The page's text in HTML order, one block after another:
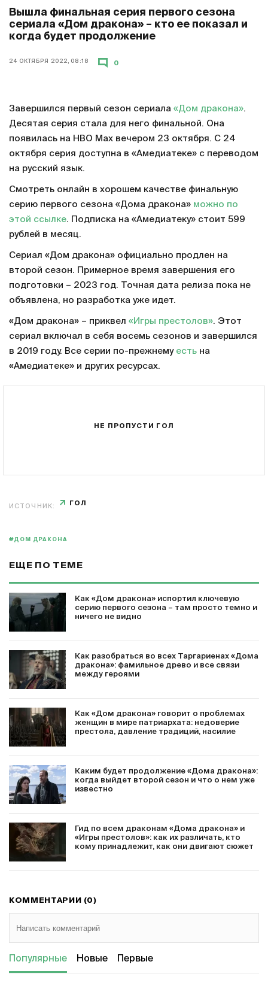
Вышла финальная серия первого сезона
сериала «Дом дракона» – кто ее показал и
когда будет продолжение
24 ОКТЯБРЯ 2022, 08:18 0
Завершился первый сезон сериала «Дом дракона».
Десятая серия стала для него финальной. Она
появилась на HBO Max вечером 23 октября. С 24
октября серия доступна в «Амедиатеке» с переводом
на русский язык.
Смотреть онлайн в хорошем качестве финальную
серию первого сезона «Дома дракона» можно по
этой ссылке. Подписка на «Амедиатеку» стоит 599
рублей в месяц.
Сериал «Дом дракона» официально продлен на
второй сезон. Примерное время завершения его
подготовки – 2023 год. Точная дата релиза пока не
объявлена, но разработка уже идет.
«Дом дракона» – приквел «Игры престолов». Этот
сериал включал в себя восемь сезонов и завершился
в 2019 году. Все серии по-прежнему есть на
«Амедиатеке» и других ресурсах.
НЕ ПРОПУСТИ ГОЛ
ИСТОЧНИК: ГОЛ
#ДОМ ДРАКОНА
ЕЩЕ ПО ТЕМЕ
Как «Дом дракона» испортил ключевую
серию первого сезона – там просто темно и
ничего не видно
Как разобраться во всех Таргариенах «Дома
дракона»: фамильное древо и все связи
между героями
Как «Дом дракона» говорит о проблемах
женщин в мире патриархата: недоверие
престола, давление традиций, насилие
Каким будет продолжение «Дома дракона»:
когда выйдет второй сезон и что о нем уже
известно
Гид по всем драконам «Дома дракона» и
«Игры престолов»: как их различать, кто
кому принадлежит, как они двигают сюжет
КОММЕНТАРИИ (0)
Популярные Новые Первые